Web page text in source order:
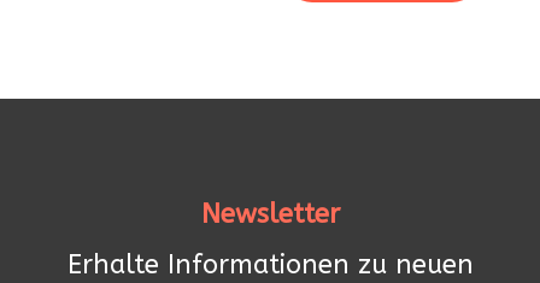
Newsletter
Erhalte Informationen zu neuen